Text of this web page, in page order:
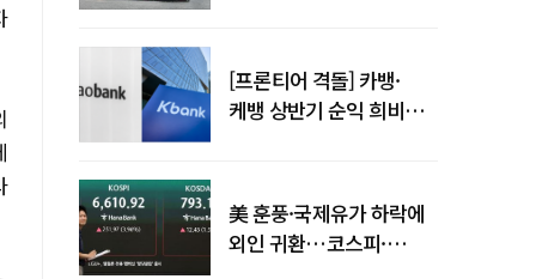
[프론티어 격돌] 카뱅·
케뱅 상반기 순익 희비…
美 훈풍·국제유가 하락에
외인 귀환…코스피·